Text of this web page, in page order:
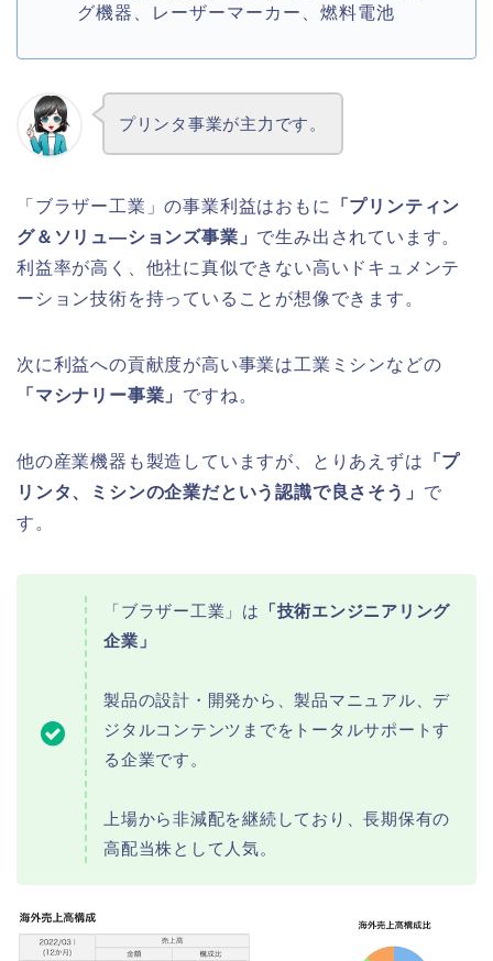
グ機器、レーザーマーカー、燃料電池
プリンタ事業が主力です。
「ブラザー工業」の事業利益はおもに
「プリンティン
グ＆ソリュ―ションズ事業 」 で生み出されています。
利益率が高く、他社に真似できない高いドキュメンテ
ーション技術を持っていることが想像できます。
次に利益への貢献度が高い事業は工業ミシンなどの
「マシナリー事業」 ですね。
他の産業機器も製造していますが、とりあえずは 「プ
リンタ、ミシンの企業だという認識で良さそう」 で
す。
「ブラザー工業」は
「技術エンジニアリング
企業」
製品の設計・開発から、製品マニュアル、デ
ジタルコンテンツまでをトータルサポートす
る企業です。
上場から非減配を継続しており、長期保有の
高配当株として人気。